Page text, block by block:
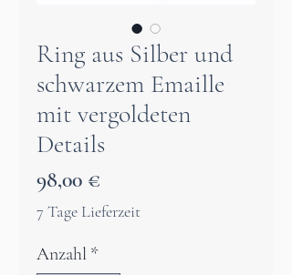
Ring aus Silber und
schwarzem Emaille
mit vergoldeten
Details
98,00 €
7 Tage Lieferzeit
Anzahl *